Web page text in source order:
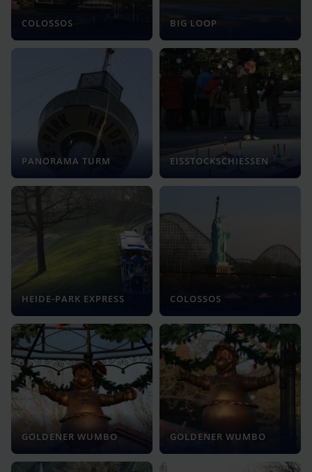
COLOSSOS BIG LOOP
PANORAMA TURM EISSTOCKSCHIESSEN
HEIDE-PARK EXPRESS COLOSSOS
GOLDENER WUMBO GOLDENER WUMBO